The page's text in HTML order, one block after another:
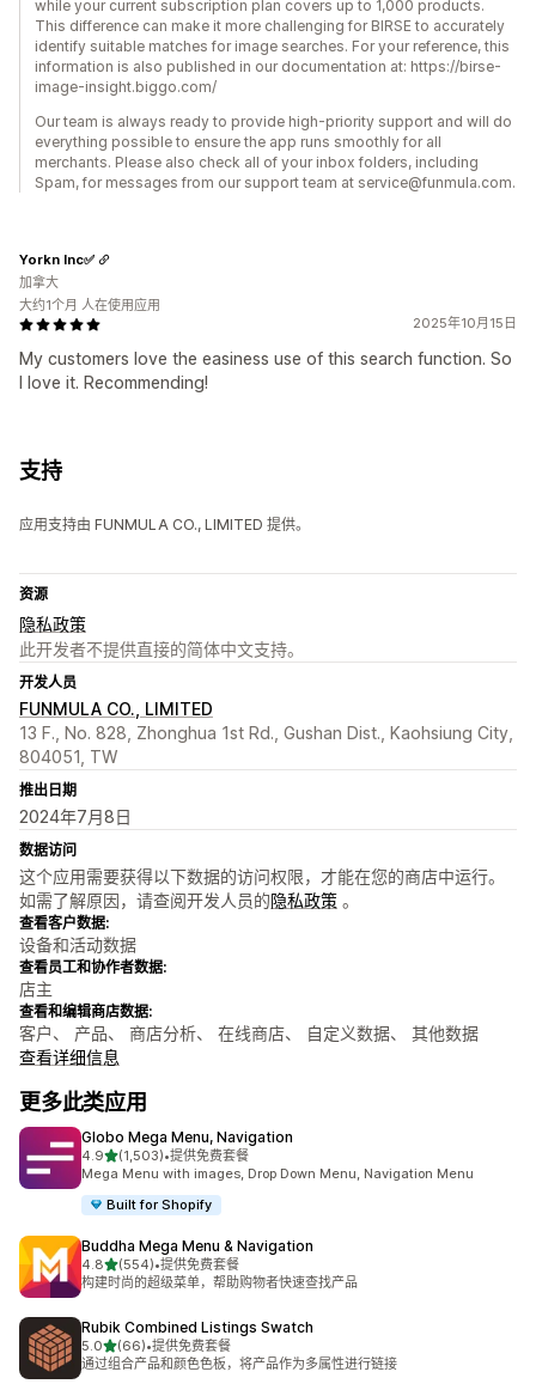
while your current subscription plan covers up to 1,000 products.
This difference can make it more challenging for BIRSE to accurately
identify suitable matches for image searches. For your reference, this
information is also published in our documentation at: https://birse-
image-insight.biggo.com/
Our team is always ready to provide high-priority support and will do
everything possible to ensure the app runs smoothly for all
merchants. Please also check all of your inbox folders, including
Spam, for messages from our support team at service@funmula.com.
2025年10月15日
My customers love the easiness use of this search function. So
I love it. Recommending!
Yorkn Inc✅
加拿大
大约1个月 人在使用应用
支持
应用支持由 FUNMULA CO., LIMITED 提供。
资源
隐私政策
此开发者不提供直接的简体中文支持。
开发人员
FUNMULA CO., LIMITED
13 F., No. 828, Zhonghua 1st Rd., Gushan Dist., Kaohsiung City,
804051, TW
推出日期
2024年7月8日
数据访问
这个应用需要获得以下数据的访问权限，才能在您的商店中运行。
如需了解原因，请查阅开发人员的隐私政策 。
查看客户数据:
设备和活动数据
查看员工和协作者数据:
店主
查看和编辑商店数据:
客户、 产品、 商店分析、 在线商店、 自定义数据、 其他数据
查看详细信息
更多此类应用
Globo Mega Menu, Navigation
4.9星（满分 5 星）
(1,503)
总共 1503 条评论
•提供免费套餐
Mega Menu with images, Drop Down Menu, Navigation Menu
Built for Shopify
Buddha Mega Menu & Navigation
4.8星（满分 5 星）
(554)
总共 554 条评论
•提供免费套餐
构建时尚的超级菜单，帮助购物者快速查找产品
Rubik Combined Listings Swatch
5.0星（满分 5 星）
(66)
总共 66 条评论
•提供免费套餐
通过组合产品和颜色色板，将产品作为多属性进行链接